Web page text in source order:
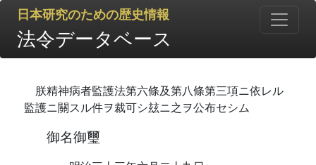
日本研究のための歴史情報
法令データベース
朕精神病者監護法第六條及第八條第三項ニ依レル
監護ニ關スル件ヲ裁可シ玆ニ之ヲ公布セシム
御名御璽